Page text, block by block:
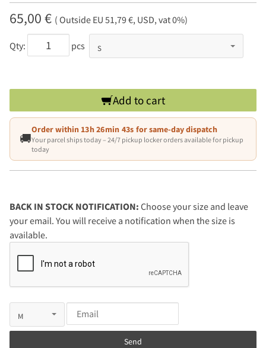
65,00 € ( Outside EU 51,79 €, USD, vat 0%)
Qty: pcs
Add to cart
🚚
Order within 13h 26min 43s for same-day dispatch
Your parcel ships today – 24/7 pickup locker orders available for pickup
today
BACK IN STOCK NOTIFICATION: Choose your size and leave
your email. You will receive a notification when the size is
available.
Send